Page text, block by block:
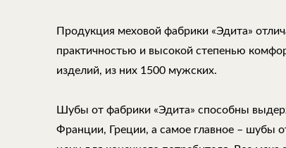
Продукция меховой фабрики «Эдита»
практичностью и высокой степенью
изделий, из них 1500 мужских.
Шубы от фабрики «Эдита» способны
Франции, Греции, а самое главное – шубы